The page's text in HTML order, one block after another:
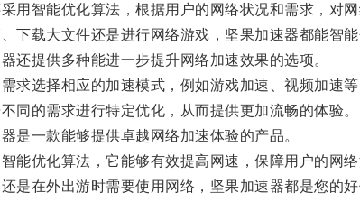
智能优化算法，根据用户的网络状况和需求，对网
载大文件还是进行网络游戏，坚果加速器都能智能
提供多种能进一步提升网络加速效果的选项。
选择相应的加速模式，例如游戏加速、视频加速等
的需求进行特定优化，从而提供更加流畅的体验。
一款能够提供卓越网络加速体验的产品。
优化算法，它能够有效提高网速，保障用户的网络
在外出游时需要使用网络，坚果加速器都是您的好